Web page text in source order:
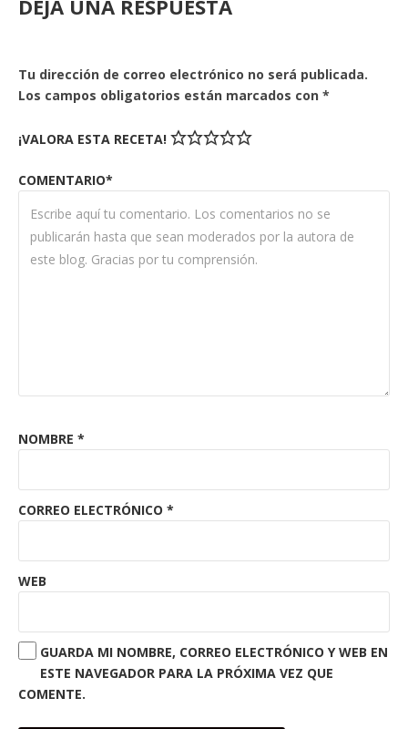
DEJA UNA RESPUESTA
Tu dirección de correo electrónico no será publicada.
Los campos obligatorios están marcados con *
¡VALORA ESTA RECETA!
COMENTARIO*
NOMBRE *
CORREO ELECTRÓNICO *
WEB
GUARDA MI NOMBRE, CORREO ELECTRÓNICO Y WEB EN
ESTE NAVEGADOR PARA LA PRÓXIMA VEZ QUE
COMENTE.